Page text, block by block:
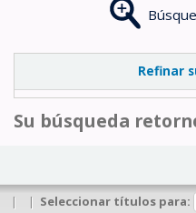
Refinar
Su búsqueda
| | Seleccionar títulos para: